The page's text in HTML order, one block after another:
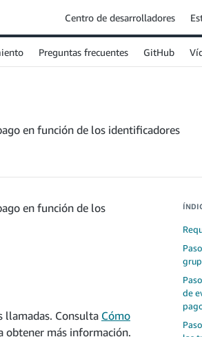
Centro de desarrolladores
Preguntas frecuentes GitHub
en función de los identificadores
en función de los
llamadas. Consulta Cómo
obtener más información.
de